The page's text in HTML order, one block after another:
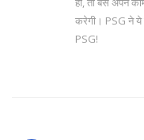
करेगी। PSG ने
PSG!